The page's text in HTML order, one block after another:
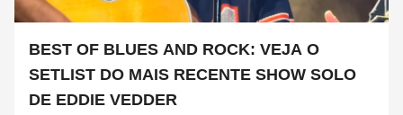
BEST OF BLUES AND ROCK: VEJA O
SETLIST DO MAIS RECENTE SHOW SOLO
DE EDDIE VEDDER